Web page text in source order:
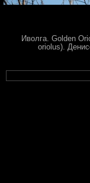
Иволга. Golden
oriolus).